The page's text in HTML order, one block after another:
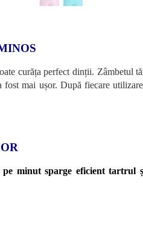
curăța perfect dinții. Zâmbetul
mai ușor. După fiecare
pe minut sparge eficient tartrul